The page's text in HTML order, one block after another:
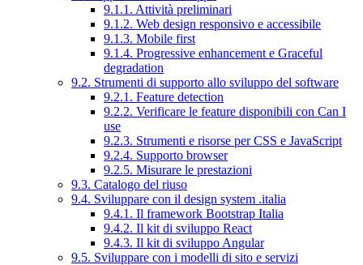
9.1.1. Attività preliminari
9.1.2. Web design responsivo e accessibile
9.1.3. Mobile first
9.1.4. Progressive enhancement e Graceful
degradation
9.2. Strumenti di supporto allo sviluppo del software
9.2.1. Feature detection
9.2.2. Verificare le feature disponibili con Can I
use
9.2.3. Strumenti e risorse per CSS e JavaScript
9.2.4. Supporto browser
9.2.5. Misurare le prestazioni
9.3. Catalogo del riuso
9.4. Sviluppare con il design system .italia
9.4.1. Il framework Bootstrap Italia
9.4.2. Il kit di sviluppo React
9.4.3. Il kit di sviluppo Angular
9.5. Sviluppare con i modelli di sito e servizi